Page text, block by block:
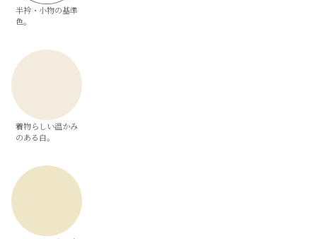
半衿・小物の基準
色。
着物らしい温かみ
のある白。